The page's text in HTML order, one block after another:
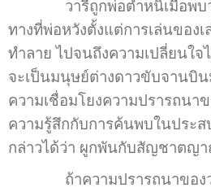
วารีถูกพ่อตำหนิเมื่อพบว่า
ทางที่พ่อหวังตั้งแต่การเล่นของ
ทำลาย ไปจนถึงความเปลี่ยนใ
จะเป็นมนุษย์ต่างดาวขับจานบิ
ความเชื่อมโยงความปรารถนา
ความรู้สึกกับการค้นพบในประ
กล่าวได้ว่า ผูกพันกับสัญชาตญ
ถ้าความปรารถนาของวา